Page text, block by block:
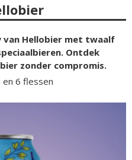
van Hellobier met twaalf
Ontdek
zonder compromis.
6 flessen